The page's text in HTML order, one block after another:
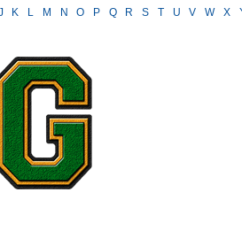
K L M N O P Q R S T U V W X